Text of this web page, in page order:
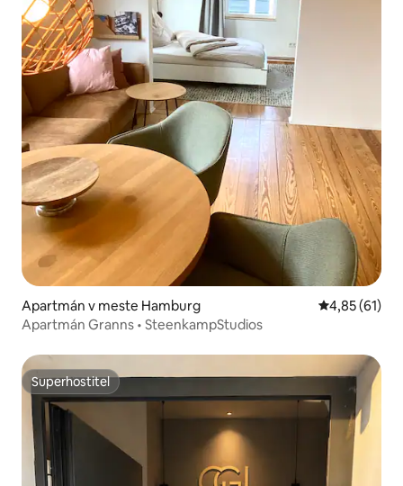
Apartmán v meste Hamburg Priemerné
4,85 (61)
Apartmán Granns • SteenkampStudios
Superhostiteľ
Superhostiteľ